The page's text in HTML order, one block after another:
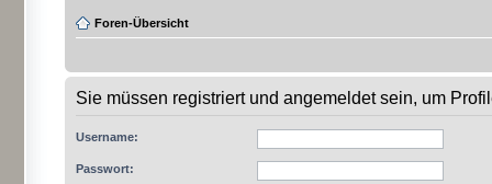
Foren-Übersicht
Sie müssen registriert und angemeldet sein, um
Username:
Passwort: